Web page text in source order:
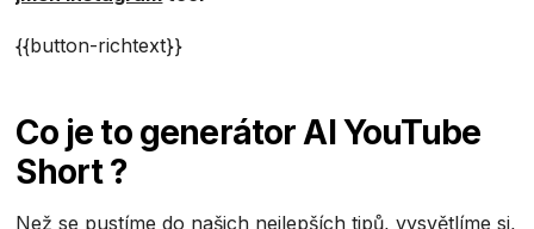
{{button-richtext}}
Co je to generátor AI YouTube
Short ?
Než se pustíme do našich nejlepších tipů, vysvětlíme si,